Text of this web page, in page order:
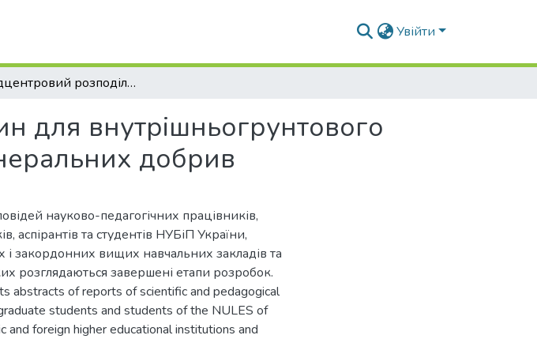
Увійти
Відцентровий розподільник машин для внутрішньогрунтового локального внесення твердих мінеральних добрив
для внутрішньогрунтового
добрив
науково-педагогічних працівників,
аспірантів та студентів НУБіП України,
і закордонних вищих навчальних закладів та
розглядаються завершені етапи розробок.
abstracts of reports of scientific and pedagogical
students and students of the NULES of
and foreign higher educational institutions and